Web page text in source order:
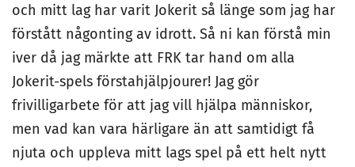
och mitt lag har varit Jokerit så länge som jag har
förstått någonting av idrott. Så ni kan förstå min
iver då jag märkte att FRK tar hand om alla
Jokerit-spels förstahjälpjourer! Jag gör
frivilligarbete för att jag vill hjälpa människor,
men vad kan vara härligare än att samtidigt få
njuta och uppleva mitt lags spel på ett helt nytt